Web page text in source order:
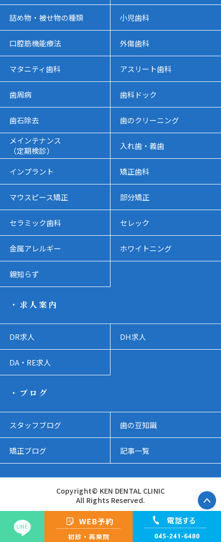
詰め物・被せ物の種類 小児歯科
口腔筋機能療法 外傷歯科
マタニティ歯科 アスリート歯科
歯周病 歯科ドック
歯石除去
歯のクリーニング
メインテナンス
（定期検診）
入れ歯・義歯
インプラント 矯正歯科
マウスピース矯正 部分矯正
セラミック歯科 セレック
金属アレルギー ホワイトニング
親知らず
・求人案内
DR求人 DH求人
DA・RE求人
・ブログ
スタッフブログ 歯の豆知識
矯正ブログ 記事一覧
Copyright© KEN DENTAL CLINIC
All Rights Reserved.
LINE